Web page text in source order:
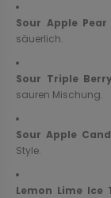
Sour Apple Pear
säuerlich.
Sour Triple Berry
sauren Mischung.
Sour Apple
Style.
Lemon Lime Ice